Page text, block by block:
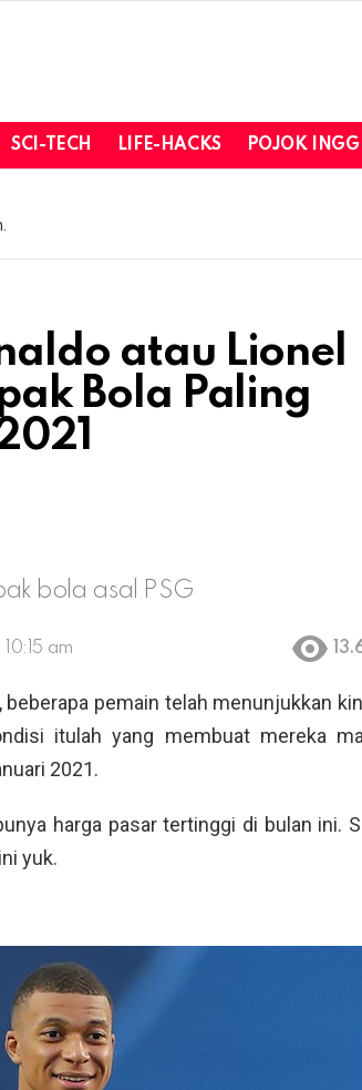
SCI-TECH LIFE-HACKS POJOK
atau Lionel
Bola Paling
bola asal PSG
am
beberapa pemain telah menunjukkan
itulah yang membuat mereka
2021.
harga pasar tertinggi di bulan ini.
yuk.